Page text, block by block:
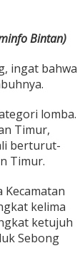
Bintan)
ingat bahwa
lomba.
Timur,
berturut-
Timur.
kelima
ketujuh
Sebong